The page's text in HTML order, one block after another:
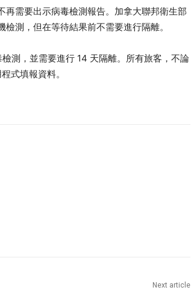
需要出示病毒檢測報告。加拿大聯邦衛生部
測，但在等待結果前不需要進行隔離。
測，並需要進行 14 天隔離。所有旅客，不論
式填報資料。
Next article